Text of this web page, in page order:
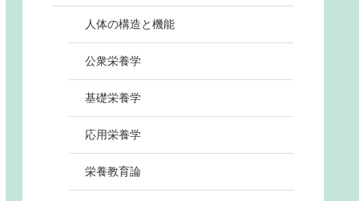
人体の構造と機能
公衆栄養学
基礎栄養学
応用栄養学
栄養教育論